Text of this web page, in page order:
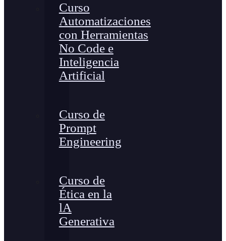
Curso
Automatizaciones
con Herramientas
No Code e
Inteligencia
Artificial
Curso de
Prompt
Engineering
Curso de
Ética en la
lA
Generativa